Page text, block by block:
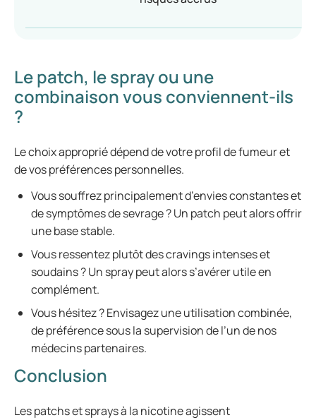
Le patch, le spray ou une
combinaison vous conviennent-ils
?
Le choix approprié dépend de votre profil de fumeur et
de vos préférences personnelles.
Vous souffrez principalement d’envies constantes et
de symptômes de sevrage ? Un patch peut alors offrir
une base stable.
Vous ressentez plutôt des cravings intenses et
soudains ? Un spray peut alors s’avérer utile en
complément.
Vous hésitez ? Envisagez une utilisation combinée,
de préférence sous la supervision de l’un de nos
médecins partenaires.
Conclusion
Les patchs et sprays à la nicotine agissent